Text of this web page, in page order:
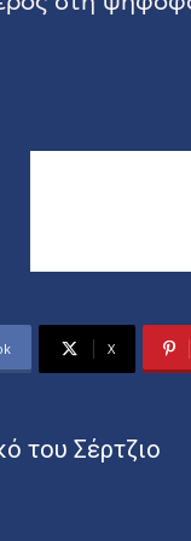
X
του Σέρτζιο